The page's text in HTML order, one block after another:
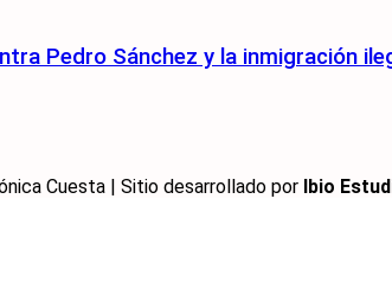
Pedro Sánchez y la inmigración
Cuesta | Sitio desarrollado por Ibio